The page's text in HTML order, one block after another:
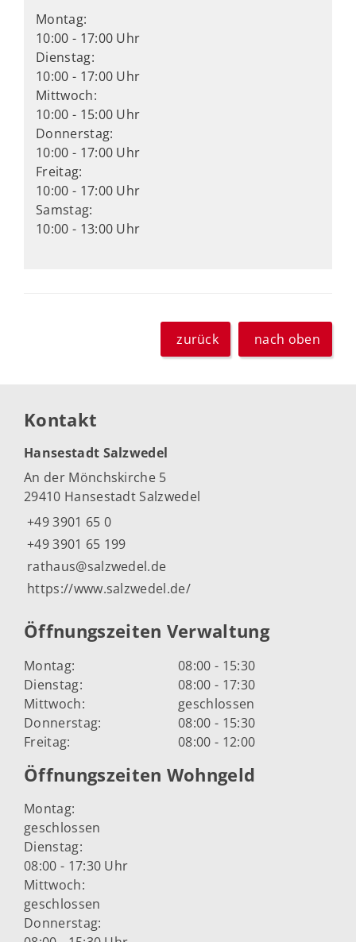
Montag:
10:00 - 17:00 Uhr
Dienstag:
10:00 - 17:00 Uhr
Mittwoch:
10:00 - 15:00 Uhr
Donnerstag:
10:00 - 17:00 Uhr
Freitag:
10:00 - 17:00 Uhr
Samstag:
10:00 - 13:00 Uhr
zurück nach oben
Kontakt
Hansestadt Salzwedel
An der Mönchskirche 5
29410 Hansestadt Salzwedel
+49 3901 65 0
+49 3901 65 199
rathaus@salzwedel.de
https://www.salzwedel.de/
Öffnungszeiten Verwaltung
Montag:
08:00 - 15:30
Dienstag:
08:00 - 17:30
Mittwoch:
geschlossen
Donnerstag:
08:00 - 15:30
Freitag:
08:00 - 12:00
Öffnungszeiten Wohngeld
Montag:
geschlossen
Dienstag:
08:00 - 17:30 Uhr
Mittwoch:
geschlossen
Donnerstag: